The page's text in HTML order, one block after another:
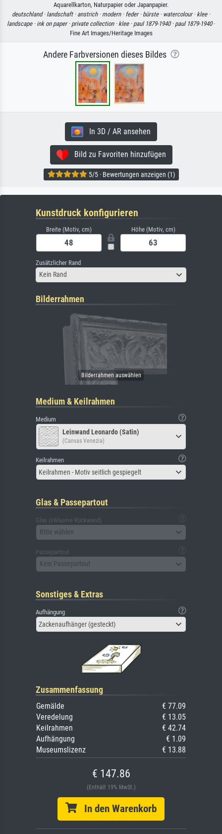
Aquarellkarton, Naturpapier oder Japanpapier.
deutschland · landschaft · anstrich · modern · feder · bürste · watercolour · klee ·
landscape · ink on paper · private collection · klee · paul 1879-1940 · paul 1879-1940·
Fine Art Images/Heritage Images
Andere Farbversionen dieses Bildes
In 3D / AR ansehen
Bild zu Favoriten hinzufügen
5/5 · Bewertungen anzeigen (1)
Kunstdruck konfigurieren
Breite (Motiv, cm) Höhe (Motiv, cm)
Zusätzlicher Rand
Kein Rand
Bilderrahmen
Medium & Keilrahmen
Medium
Leinwand Leonardo (Satin)
(Canvas Venezia)
Keilrahmen
Keilrahmen - Motiv seitlich gespiegelt
Glas & Passepartout
Glas (inklusive Rückwand)
Bitte wählen
Passepartout
Kein Passepartout
Sonstiges & Extras
Aufhängung
Zackenaufhänger (gesteckt)
Zusammenfassung
Gemälde
€ 77.09
Veredelung
€ 13.05
Keilrahmen
€ 42.74
Aufhängung
€ 1.09
Museumslizenz
€ 13.88
€ 147.86
(Enthält 19% MwSt.)
In den Warenkorb